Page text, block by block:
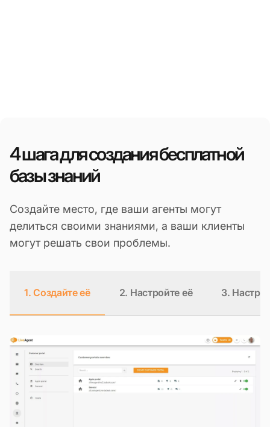
4 шага для создания бесплатной
базы знаний
Создайте место, где ваши агенты могут
делиться своими знаниями, а ваши клиенты
могут решать свои проблемы.
1. Создайте её 2. Настройте её 3.